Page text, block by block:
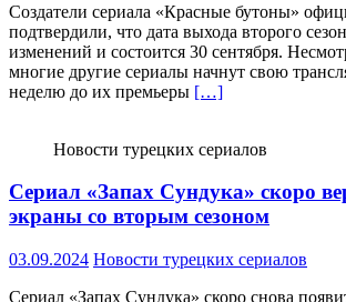
Создатели сериала «Красные бутоны»
подтвердили, что дата выхода второго
изменений и состоится 30 сентября.
многие другие сериалы начнут свою
неделю до их премьеры […]
Новости турецких сериалов
Сериал «Запах Сундука» скоро
экраны со вторым сезоном
03.09.2024 Новости турецких сериалов
Сериал «Запах Сундука» скоро снова